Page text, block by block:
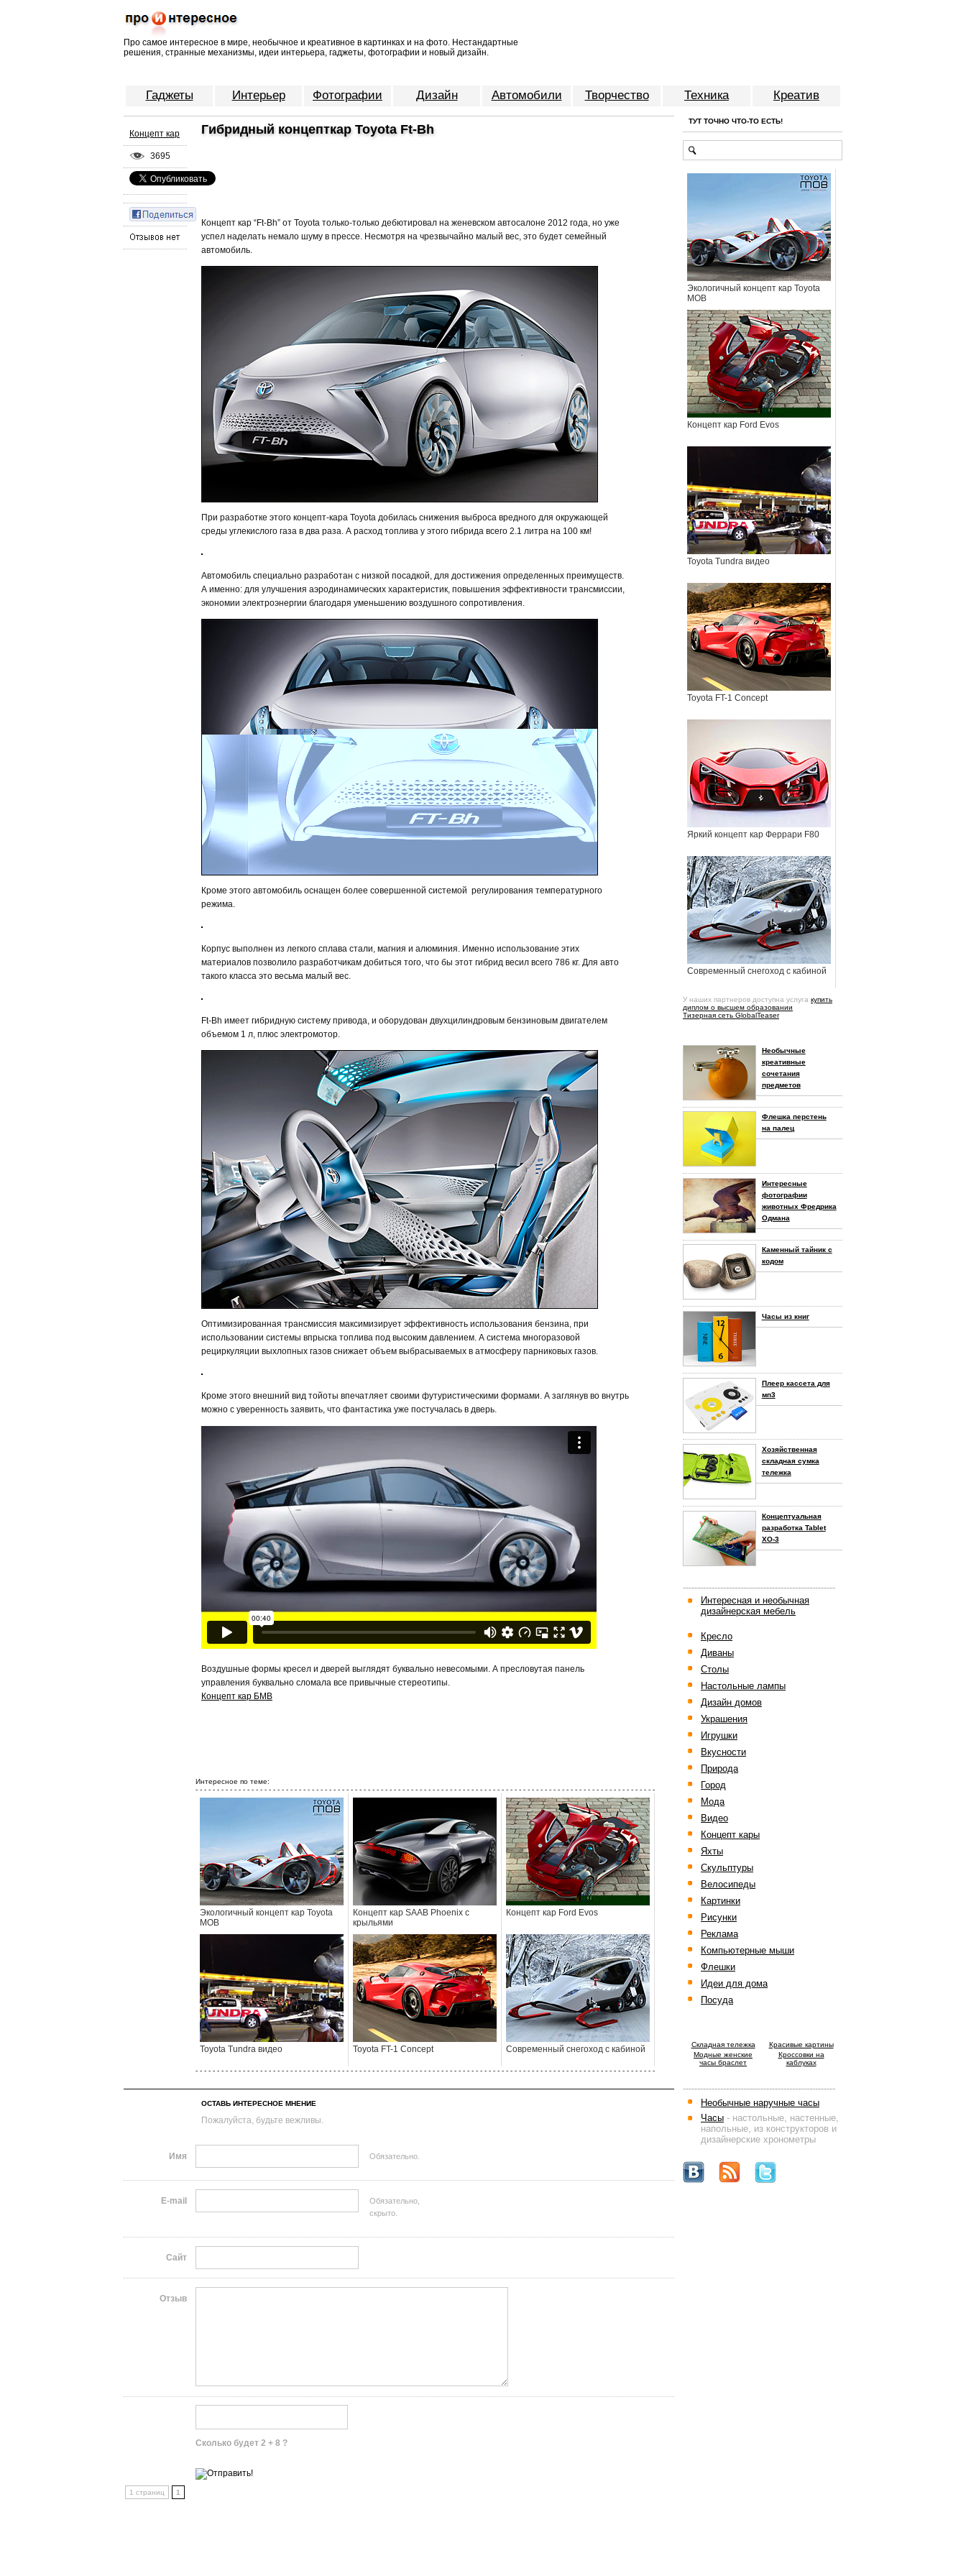
Про самое интересное в мире, необычное и креативное в картинках и на фото. Нестандартные
решения, странные механизмы, идеи интерьера, гаджеты, фотографии и новый дизайн.
Гаджеты Интерьер Фотографии Дизайн Автомобили Творчество Техника Креатив
Концепт кар
3695
Гибридный концепткар Toyota Ft-Bh
Концепт кар “Ft-Bh” от Toyota только-только дебютировал на женевском автосалоне 2012 года, но уже
успел наделать немало шуму в прессе. Несмотря на чрезвычайно малый вес, это будет семейный
автомобиль.
При разработке этого концепт-кара Toyota добилась снижения выброса вредного для окружающей
среды углекислого газа в два раза. А расход топлива у этого гибрида всего 2.1 литра на 100 км!
Автомобиль специально разработан с низкой посадкой, для достижения определенных преимуществ.
А именно: для улучшения аэродинамических характеристик, повышения эффективности трансмиссии,
экономии электроэнергии благодаря уменьшению воздушного сопротивления.
Кроме этого автомобиль оснащен более совершенной системой регулирования температурного
режима.
Корпус выполнен из легкого сплава стали, магния и алюминия. Именно использование этих
материалов позволило разработчикам добиться того, что бы этот гибрид весил всего 786 кг. Для авто
такого класса это весьма малый вес.
Ft-Bh имеет гибридную систему привода, и оборудован двухцилиндровым бензиновым двигателем
объемом 1 л, плюс электромотор.
Оптимизированная трансмиссия максимизирует эффективность использования бензина, при
использовании системы впрыска топлива под высоким давлением. А система многоразовой
рециркуляции выхлопных газов снижает объем выбрасываемых в атмосферу парниковых газов.
Кроме этого внешний вид тойоты впечатляет своими футуристическими формами. А заглянув во внутрь
можно с уверенность заявить, что фантастика уже постучалась в дверь.
Воздушные формы кресел и дверей выглядят буквально невесомыми. А пресловутая панель
управления буквально сломала все привычные стереотипы.
Концепт кар БМВ
Интересное по теме:
- - - - - - - - - - - - - - - - - - - - - - - - - - - - - - - - - - - - - - - - - - - - - - - - - - - - - - - - - - - - - - - - - - - - - - - - - - - - - - - - - - - - - - - - - - - - - - - - - - - - - - - - - - -
Экологичный концепт кар Toyota
MOB
Концепт кар SAAB Phoenix с
крыльями
Концепт кар Ford Evos
Toyota Tundra видео Toyota FT-1 Concept Cовременный снегоход с кабиной
- - - - - - - - - - - - - - - - - - - - - - - - - - - - - - - - - - - - - - - - - - - - - - - - - - - - - - - - - - - - - - - - - - - - - - - - - - - - - - - - - - - - - - - - - - - - - - - - - - - - - - - - - - -
ОСТАВЬ ИНТЕРЕСНОЕ МНЕНИЕ
Пожалуйста, будьте вежливы.
Имя Обязательно.
E-mail
Обязательно,
скрыто.
Сайт
Отзыв
Сколько будет 2 + 8 ?
ТУТ ТОЧНО ЧТО-ТО ЕСТЬ!
Экологичный концепт кар Toyota
MOB
Концепт кар Ford Evos
Toyota Tundra видео
Toyota FT-1 Concept
Яркий концепт кар Феррари F80
Cовременный снегоход с кабиной
У наших партнеров доступна услуга купить
диплом о высшем образовании
Тизерная сеть GlobalTeaser
Необычные
креативные
сочетания
предметов
Флешка перстень
на палец
Интересные
фотографии
животных Фредрика
Одмана
Каменный тайник с
кодом
Часы из книг
Плеер кассета для
мп3
Хозяйственная
складная сумка
тележка
Концептуальная
разработка Tablet
XO-3
-----------------------------------------------------
Интересная и необычная
дизайнерская мебель
Кресло
Диваны
Столы
Настольные лампы
Дизайн домов
Украшения
Игрушки
Вкусности
Природа
Город
Мода
Видео
Концепт кары
Яхты
Скульптуры
Велосипеды
Картинки
Рисунки
Реклама
Компьютерные мыши
Флешки
Идеи для дома
Посуда
Cкладная тележка
Красивые картины
Модные женские
часы браслет
Кроссовки на
каблуках
-----------------------------------------------------
Необычные наручные часы
Часы - настольные, настенные,
напольные, из конструкторов и
дизайнерские хронометры
1 страниц 1